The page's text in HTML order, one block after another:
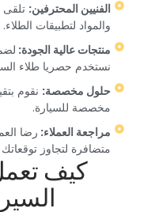
‏الفنيين المحترفين:‏
والمواد لتطبيقات الطلاء.‏
‏منتجات عالية الجودة: ‏
نستخدم حصريا طلاء
‏حلول مخصصة:‏ نقوم
مخصصة للسيارة.‏
‏مراجعة العملاء: ‏ ‏رضا
متضافرة لتجاوز
‏كيف